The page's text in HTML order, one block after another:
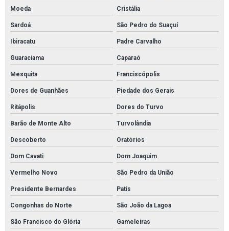
Moeda Cristália
Sardoá São Pedro do Suaçuí
Ibiracatu Padre Carvalho
Guaraciama Caparaó
Mesquita Franciscópolis
Dores de Guanhães Piedade dos Gerais
Ritápolis Dores do Turvo
Barão de Monte Alto Turvolândia
Descoberto Oratórios
Dom Cavati Dom Joaquim
Vermelho Novo São Pedro da União
Presidente Bernardes Patis
Congonhas do Norte São João da Lagoa
São Francisco do Glória Gameleiras